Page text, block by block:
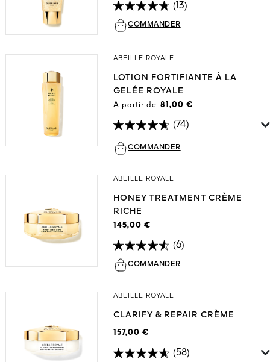
(13)
COMMANDER
ABEILLE ROYALE
LOTION FORTIFIANTE À LA
GELÉE ROYALE
A partir de 81,00 €
(74)
COMMANDER
ABEILLE ROYALE
HONEY TREATMENT CRÈME
RICHE
145,00 €
(6)
COMMANDER
ABEILLE ROYALE
CLARIFY & REPAIR CRÈME
157,00 €
(58)